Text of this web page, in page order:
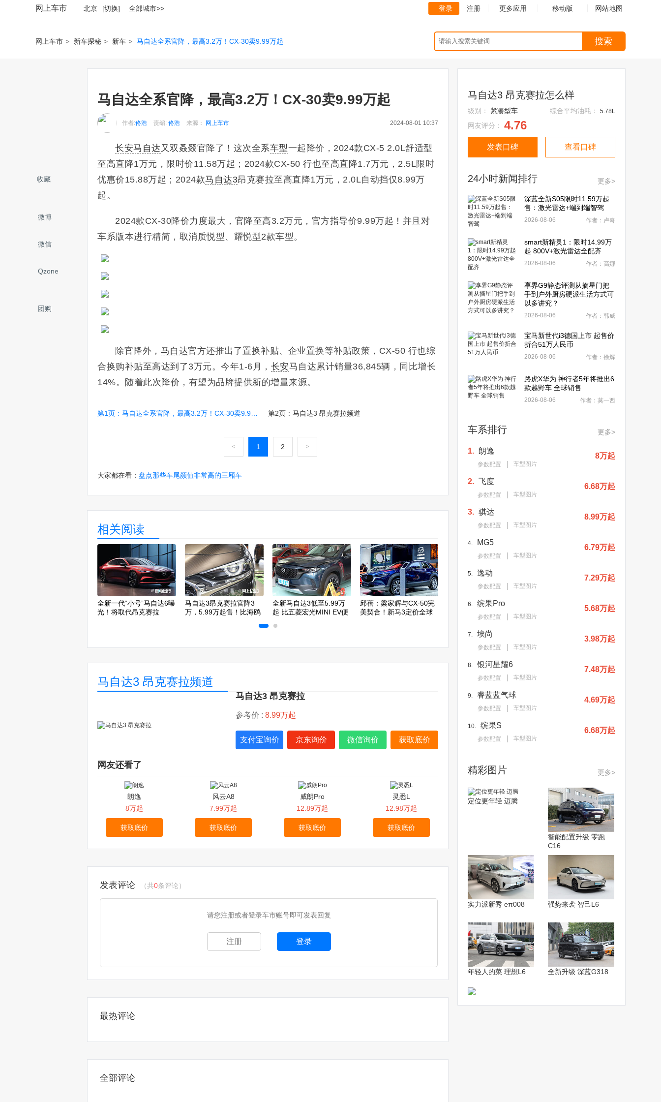
网上车市 北京 [切换] 全部城市>> 登录 注册 更多应用 移动版 网站地图
网上车市 > 新车探秘 > 新车 > 马自达全系官降，最高3.2万！CX-30卖9.99万起 搜索
收藏
微博
微信
Qzone
团购
马自达全系官降，最高3.2万！CX-30卖9.99万起
作者:佟浩 责编: 佟浩 来源： 网上车市 2024-08-01 10:37
长安马自达 又双叒叕官降了！这次全系车型一起降价，2024款CX-5 2.0L舒适型
至高直降1万元，限时价11.58万起；2024款CX-50 行也至高直降1.7万元，2.5L限时
优惠价15.88万起；2024款马自达3昂克赛拉至高直降1万元，2.0L自动挡仅8.99万
起。
2024款CX-30降价力度最大，官降至高3.2万元，官方指导价9.99万起！并且对
车系版本进行精简，取消质悦型、耀悦型2款车型。
除官降外， 马自达官方还推出了置换补贴、企业置换等补贴政策，CX-50 行也综
合换购补贴至高达到了3万元。今年1-6月， 长安马自达累计销量36,845辆，同比增长
14%。随着此次降价，有望为品牌提供新的增量来源。
第1页 : 马自达全系官降，最高3.2万！CX-30卖9.99万起 第2页 : 马自达3 昂克赛拉频道
< 1 2 >
大家都在看： 盘点那些车尾颜值非常高的三厢车
相关阅读
全新一代“小号”马自达6曝
光！将取代昂克赛拉
马自达3昂克赛拉官降3
万，5.99万起售！比海鸥
全新马自达3低至5.99万
起 比五菱宏光MINI EV便
邱蓓：梁家辉与CX-50完
美契合！新马3定价全球
新长安马自达元年：忙着
马自达3昂克赛拉/CX-30
黑曜版上市！售14.39万
元起
马自达3 昂克赛拉频道
马自达3 昂克赛拉
参考价 : 8.99万起
支付宝询价 京东询价 微信询价 获取底价
网友还看了
朗逸
8万起
获取底价
风云A8
7.99万起
获取底价
威朗Pro
12.89万起
获取底价
灵悉L
12.98万起
获取底价
发表评论 （共0条评论）
请您注册或者登录车市账号即可发表回复
注册 登录
最热评论
全部评论
马自达3 昂克赛拉怎么样
级别： 紧凑型车 综合平均油耗： 5.78L
网友评分： 4.76
发表口碑 查看口碑
24小时新闻排行 更多>
深蓝全新S05限时11.59万起
售：激光雷达+端到端智驾
2026-08-06 作者：卢奇
smart新精灵1：限时14.99万
起 800V+激光雷达全配齐
2026-08-06 作者：高娜
享界G9静态评测从摘星门把
手到户外厨房硬派生活方式可
以多讲究？
2026-08-06 作者：韩威
宝马新世代i3德国上市 起售价
折合51万人民币
2026-08-06 作者：徐辉
路虎X华为 神行者5年将推出6
款越野车 全球销售
2026-08-06 作者：莫一西
车系排行 更多>
1. 朗逸
参数配置 车型图片
8万起
2. 飞度
参数配置 车型图片
6.68万起
3. 骐达
参数配置 车型图片
8.99万起
4. MG5
参数配置 车型图片
6.79万起
5. 逸动
参数配置 车型图片
7.29万起
6. 缤果Pro
参数配置 车型图片
5.68万起
7. 埃尚
参数配置 车型图片
3.98万起
8. 银河星耀6
参数配置 车型图片
7.48万起
9. 睿蓝蓝气球
参数配置 车型图片
4.69万起
10. 缤果S
参数配置 车型图片
6.68万起
精彩图片 更多>
定位更年轻 迈腾
智能配置升级 零跑
C16
实力派新秀 eπ008 强势来袭 智己L6
年轻人的菜 理想L6 全新升级 深蓝G318